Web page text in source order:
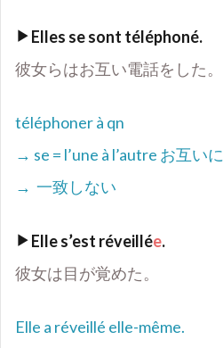
Elles se sont téléphoné.
彼女らはお互い電話をした。
téléphoner à qn
→ se = l’une à l’autre お互いに
→ 一致しない
Elle s’est réveillée.
彼女は目が覚めた。
Elle a réveillé elle-même.